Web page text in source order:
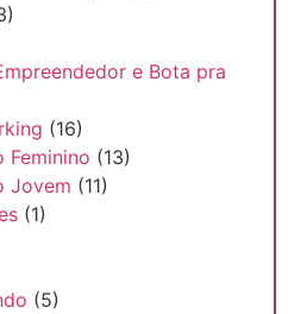
e Bota pra
(16)
Feminino (13)
Jovem (11)
(1)
(5)